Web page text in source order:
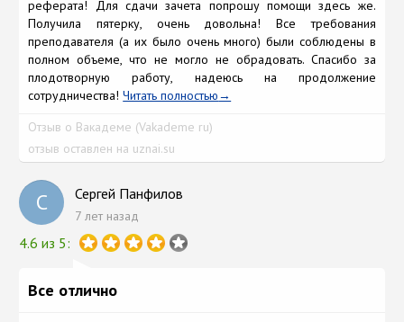
реферата! Для сдачи зачета попрошу помощи здесь же.
Получила пятерку, очень довольна! Все требования
преподавателя (а их было очень много) были соблюдены в
полном объеме, что не могло не обрадовать. Спасибо за
плодотворную работу, надеюсь на продолжение
сотрудничества!Читать полностью
Отзыв о Вакадеме (Vakademe ru)
отзыв оставлен на uznai.su
С Сергей Панфилов
7 лет назад
4.6 из 5:
Все отлично